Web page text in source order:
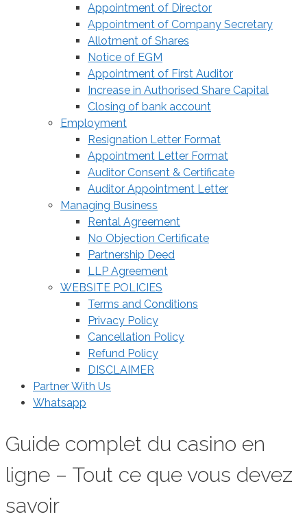
Appointment of Director
Appointment of Company Secretary
Allotment of Shares
Notice of EGM
Appointment of First Auditor
Increase in Authorised Share Capital
Closing of bank account
Employment
Resignation Letter Format
Appointment Letter Format
Auditor Consent & Certificate
Auditor Appointment Letter
Managing Business
Rental Agreement
No Objection Certificate
Partnership Deed
LLP Agreement
WEBSITE POLICIES
Terms and Conditions
Privacy Policy
Cancellation Policy
Refund Policy
DISCLAIMER
Partner With Us
Whatsapp
Guide complet du casino en
ligne – Tout ce que vous devez
savoir